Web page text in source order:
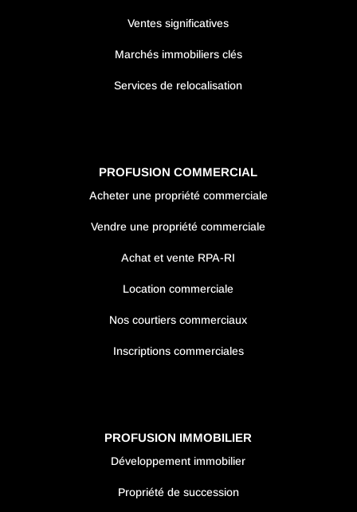
Ventes significatives
Marchés immobiliers clés
Services de relocalisation
PROFUSION COMMERCIAL
Acheter une propriété commerciale
Vendre une propriété commerciale
Achat et vente RPA-RI
Location commerciale
Nos courtiers commerciaux
Inscriptions commerciales
PROFUSION IMMOBILIER
Développement immobilier
Propriété de succession